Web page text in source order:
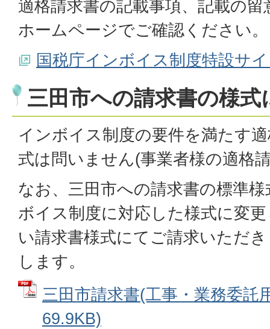
適格請求書の記載事項、記載の
ホームページでご確認ください。
国税庁インボイス制度特設サ
三田市への請求書の様式
インボイス制度の要件を満たす
式は問いません(事業者様の適格
なお、三田市への請求書の標準
ボイス制度に対応した様式に変
い請求書様式にてご請求いただ
します。
三田市請求書(工事・業務委託
69.9KB)